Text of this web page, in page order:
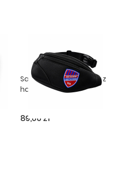
Saszetka nerka czarna z
haftowanym herbem
89,00 zł